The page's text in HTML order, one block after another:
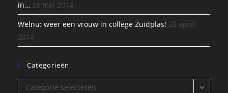
in… 28 mei 2014
Welnu: weer een vrouw in college Zuidplas! 25 april
2014
Categorieën
Categorieën
Categorie selecteren